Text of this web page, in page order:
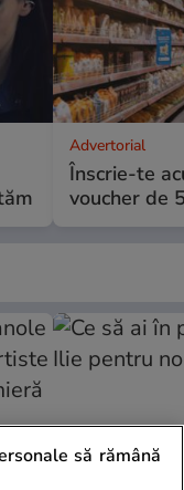
Advertorial
Înscrie-te
voucher de
să rămână